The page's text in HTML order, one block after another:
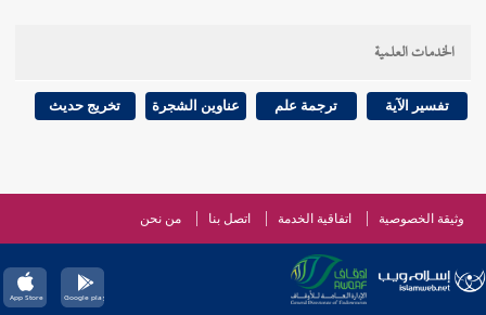
الخدمات العلمية
تفسير الآية ترجمة علم عناوين الشجرة تخريج حديث
وثيقة الخصوصية اتفاقية الخدمة اتصل بنا من نحن